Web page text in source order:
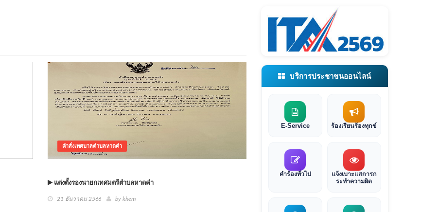
คำสั่งเทศบาลตำบลหาดคำ
แต่งตั้งรองนายกเทศมตรีตำบลหาดคำ
21 ธันวาคม 2566 by khem
บริการประชาชนออนไลน์
E-Service ร้องเรียนร้องทุกข์
คำร้องทั่วไป
แจ้งเบาะแสการก
ระทำความผิด